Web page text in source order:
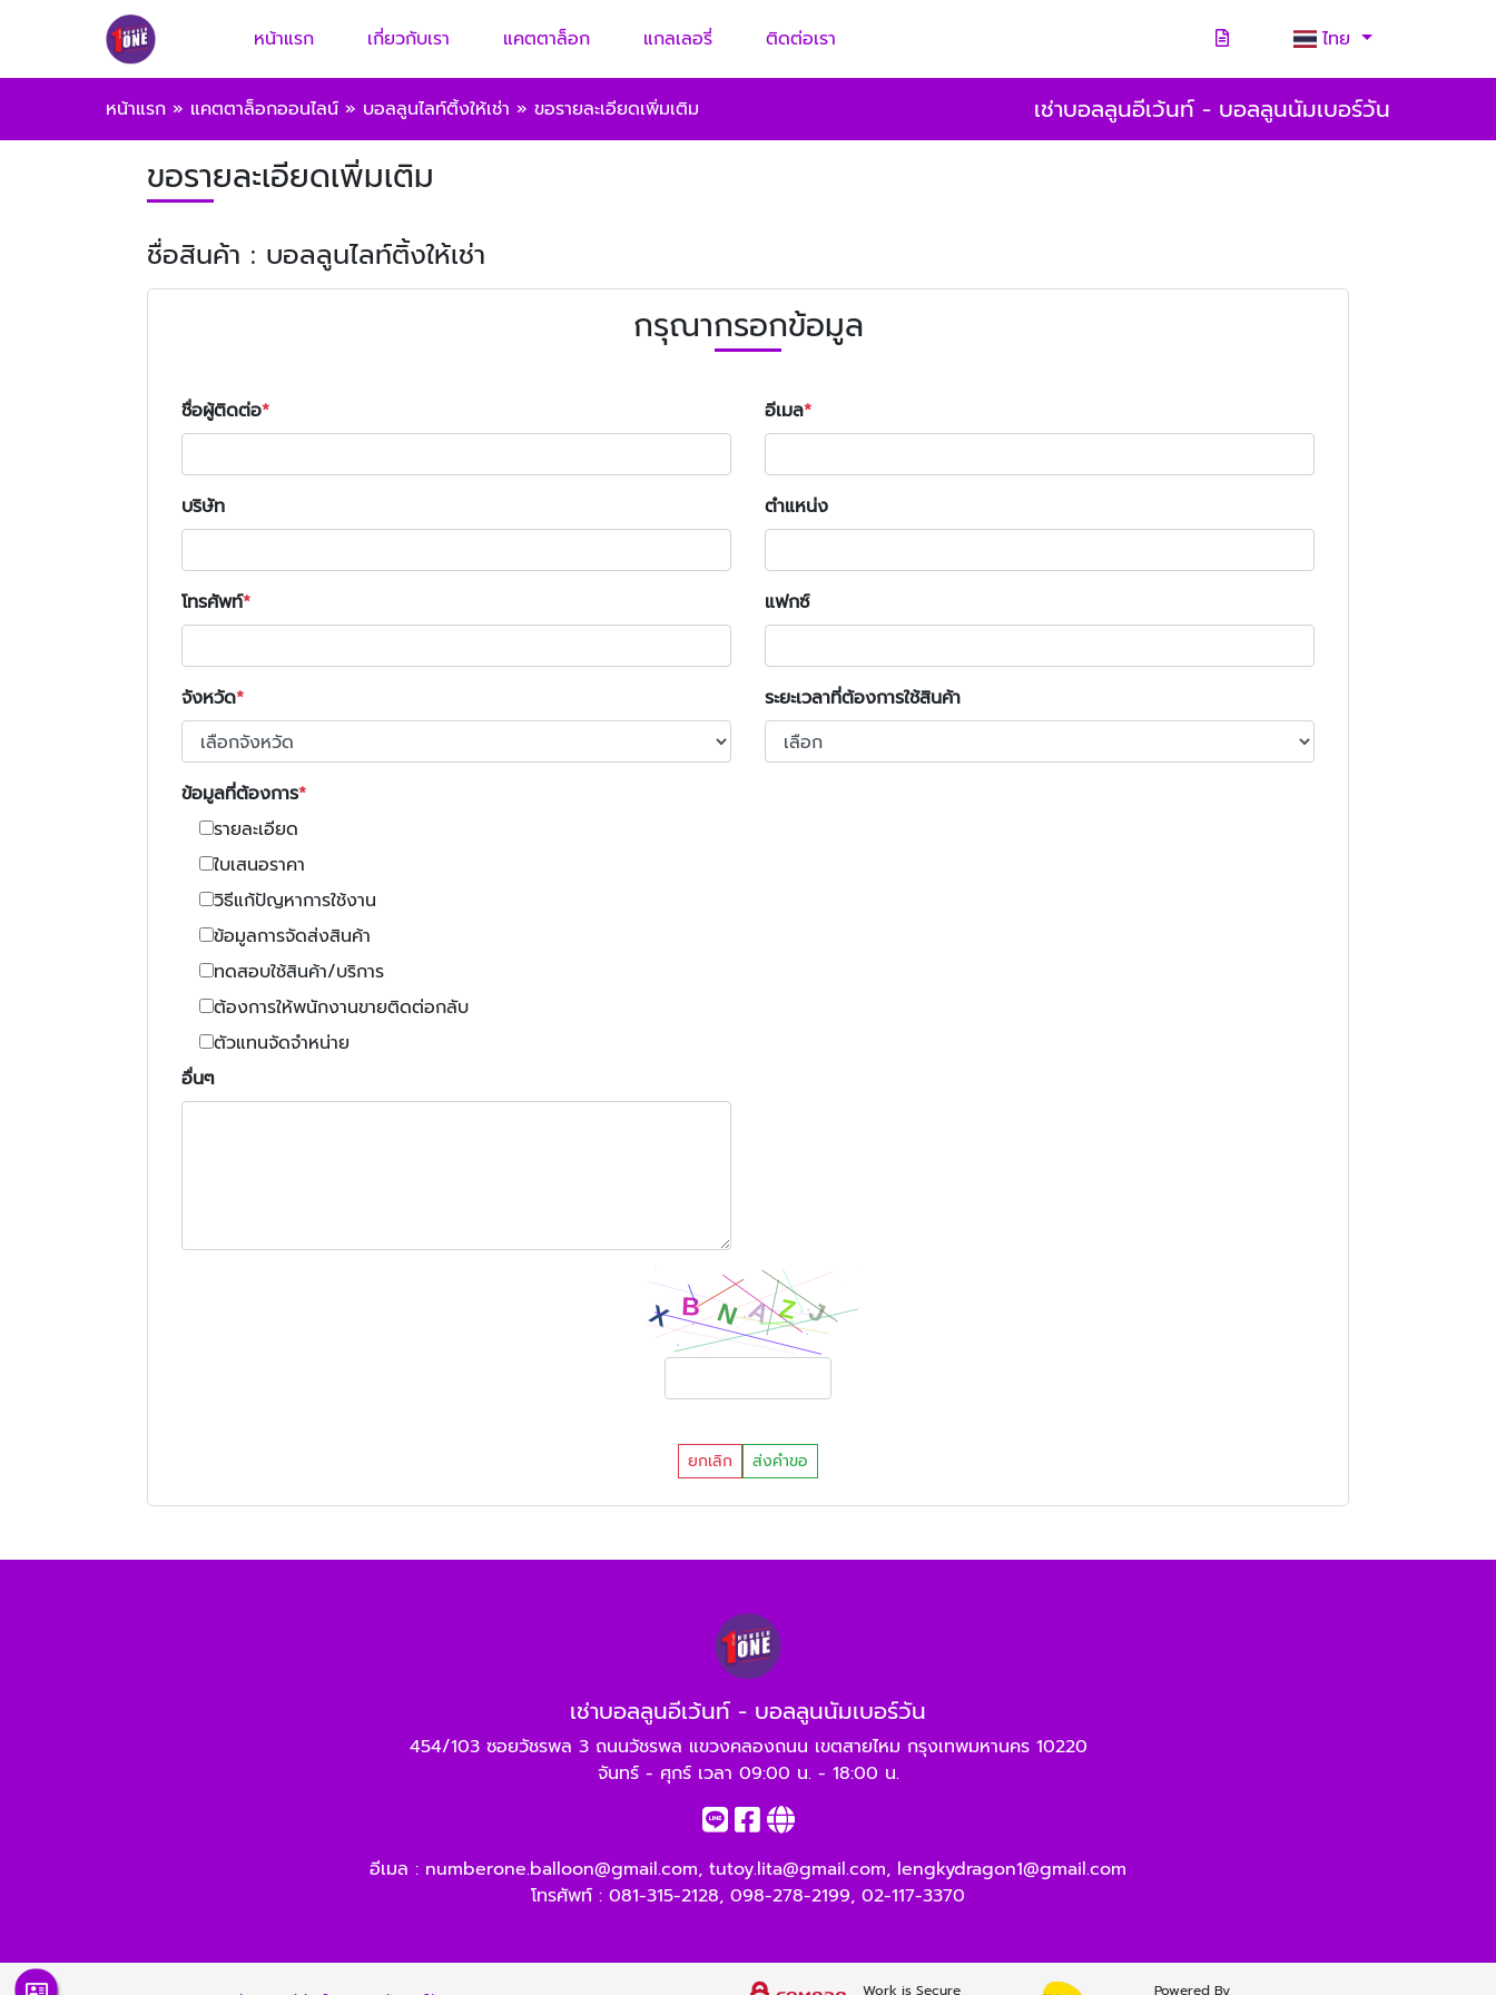
หน้าแรก เกี่ยวกับเรา แคตตาล็อก แกลเลอรี่ ติดต่อเรา ไทย
หน้าแรก » แคตตาล็อกออนไลน์ » บอลลูนไลท์ติ้งให้เช่า » ขอรายละเอียดเพิ่มเติม เช่าบอลลูนอีเว้นท์ - บอลลูนนัมเบอร์วัน
ขอรายละเอียดเพิ่มเติม
ชื่อสินค้า : บอลลูนไลท์ติ้งให้เช่า
กรุณากรอกข้อมูล
ชื่อผู้ติดต่อ อีเมล
บริษัท ตำแหน่ง
โทรศัพท์ แฟกซ์
จังหวัด ระยะเวลาที่ต้องการใช้สินค้า
ข้อมูลที่ต้องการ
รายละเอียด
ใบเสนอราคา
วิธีแก้ปัญหาการใช้งาน
ข้อมูลการจัดส่งสินค้า
ทดสอบใช้สินค้า/บริการ
ต้องการให้พนักงานขายติดต่อกลับ
ตัวแทนจัดจำหน่าย
อื่นๆ
ยกเลิก ส่งคำขอ
เช่าบอลลูนอีเว้นท์ - บอลลูนนัมเบอร์วัน
454/103 ซอยวัชรพล 3 ถนนวัชรพล แขวงคลองถนน เขตสายไหม กรุงเทพมหานคร 10220
จันทร์ - ศุกร์ เวลา 09:00 น. - 18:00 น.
อีเมล : numberone.balloon@gmail.com, tutoy.lita@gmail.com, lengkydragon1@gmail.com
โทรศัพท์ : 081-315-2128, 098-278-2199, 02-117-3370
Work is Secure Powered By